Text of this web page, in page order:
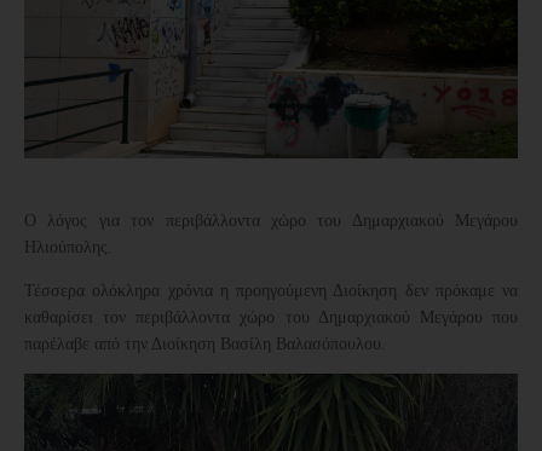
Ο λόγος για τον περιβάλλοντα χώρο του Δημαρχιακού Μεγάρου
Ηλιούπολης.
Τέσσερα ολόκληρα χρόνια η προηγούμενη Διοίκηση δεν πρόκαμε να
καθαρίσει τον περιβάλλοντα χώρο του Δημαρχιακού Μεγάρου που
παρέλαβε από την Διοίκηση Βασίλη Βαλασόπουλου.